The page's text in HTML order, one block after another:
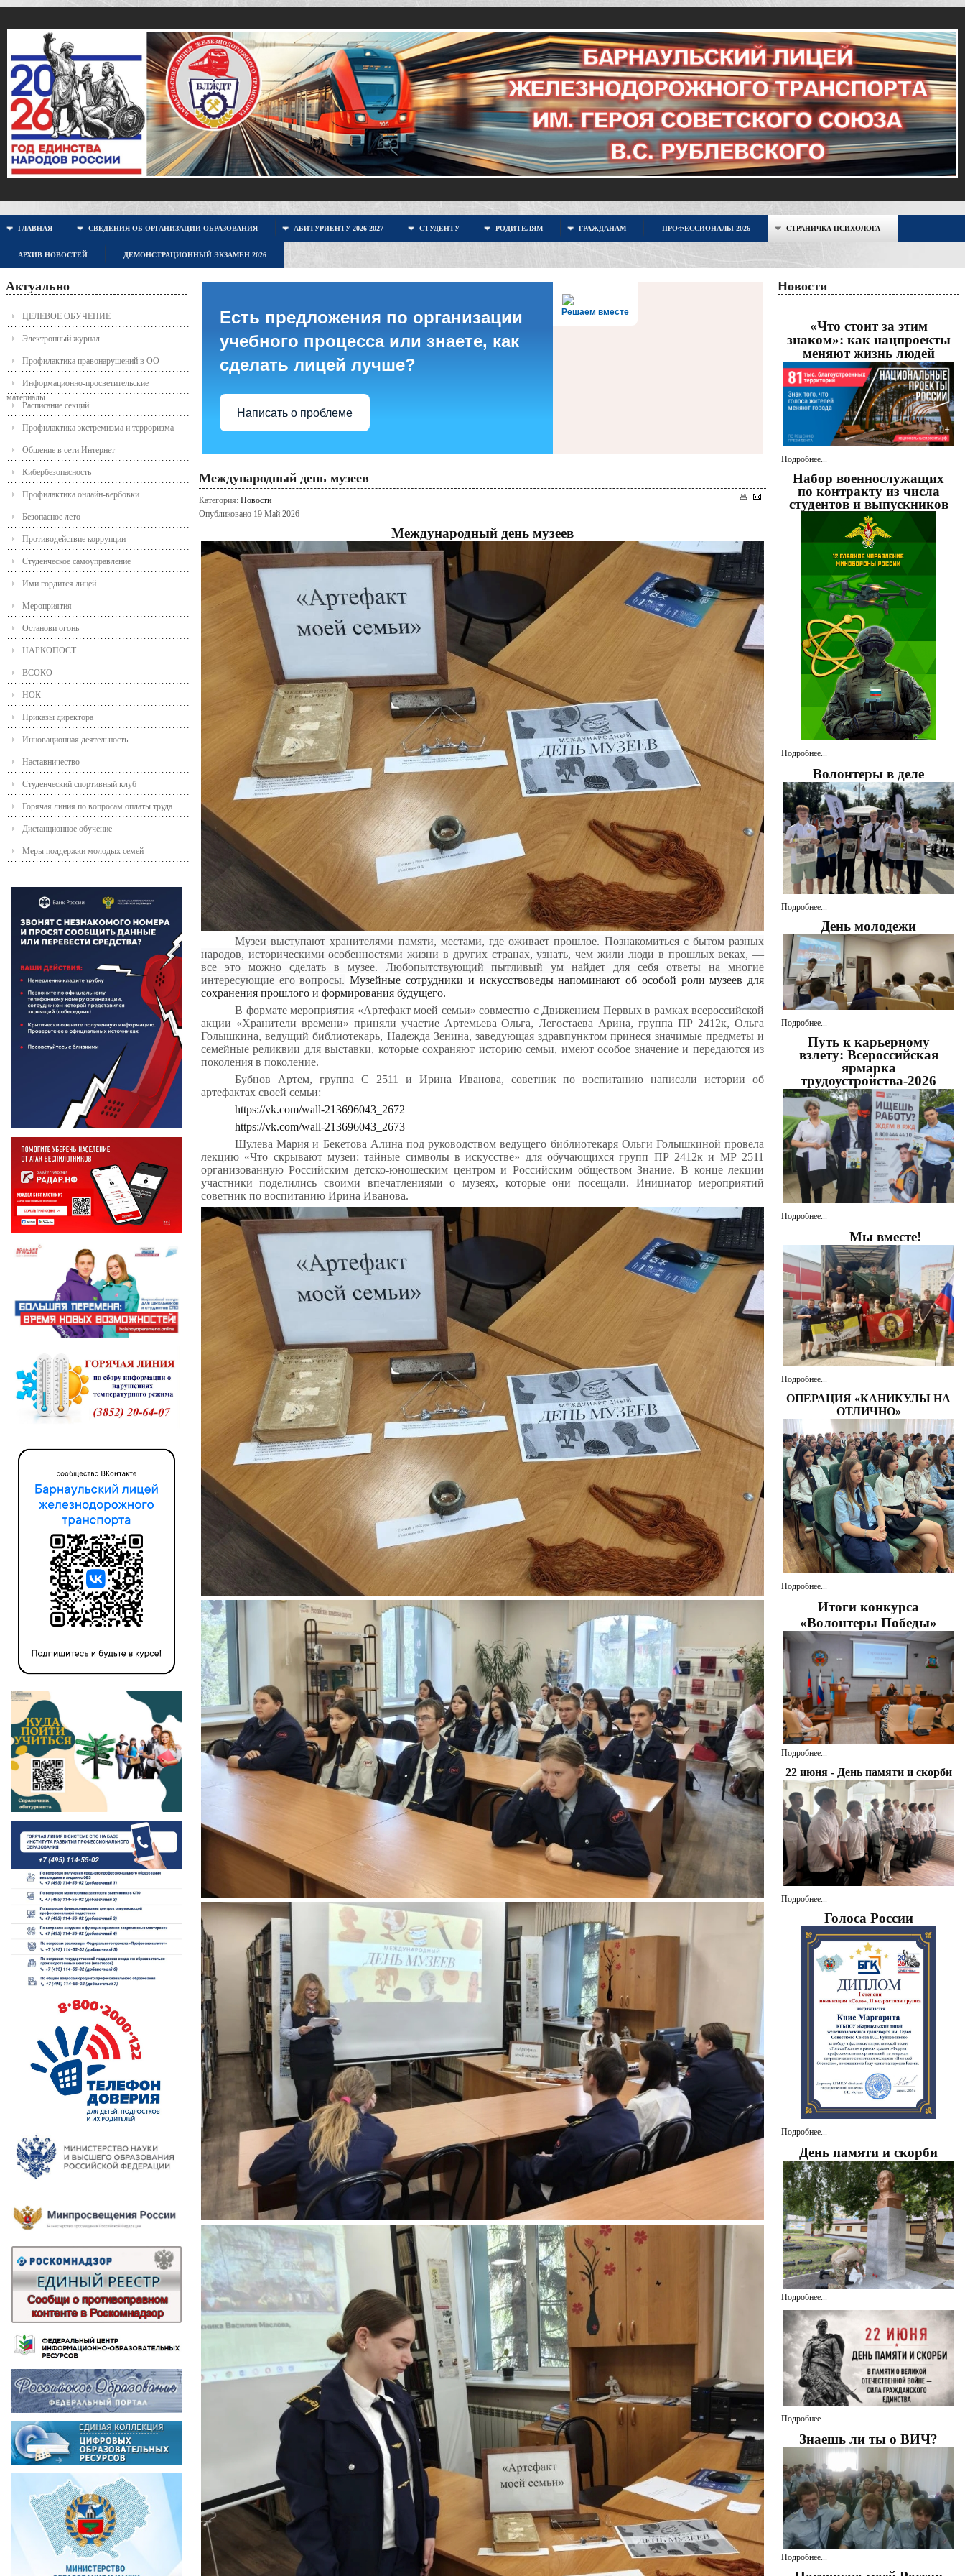
ГЛАВНАЯ СВЕДЕНИЯ ОБ ОРГАНИЗАЦИИ ОБРАЗОВАНИЯ АБИТУРИЕНТУ 2026-2027 СТУДЕНТУ РОДИТЕЛЯМ ГРАЖДАНАМ ПРОФЕССИОНАЛЫ 2026 СТРАНИЧКА ПСИХОЛОГА
АРХИВ НОВОСТЕЙ ДЕМОНСТРАЦИОННЫЙ ЭКЗАМЕН 2026
Актуально
ЦЕЛЕВОЕ ОБУЧЕНИЕ
Электронный журнал
Профилактика правонарушений в ОО
Информационно-просветительские
материалы
Расписание секций
Профилактика экстремизма и терроризма
Общение в сети Интернет
Кибербезопасность
Профилактика онлайн-вербовки
Безопасное лето
Противодействие коррупции
Студенческое самоуправление
Ими гордится лицей
Мероприятия
Останови огонь
НАРКОПОСТ
ВСОКО
НОК
Приказы директора
Инновационная деятельность
Наставничество
Студенческий спортивный клуб
Горячая линия по вопросам оплаты труда
Дистанционное обучение
Меры поддержки молодых семей
Решаем вместе
Есть предложения по организации
учебного процесса или знаете, как
сделать лицей лучше?
Написать о проблеме
Международный день музеев
Категория: Новости
Опубликовано 19 Май 2026
Международный день музеев
Музеи выступают хранителями памяти, местами, где оживает прошлое. Познакомиться с бытом разных
народов, историческими особенностями жизни в других странах, узнать, чем жили люди в прошлых веках, —
все это можно сделать в музее. Любопытствующий пытливый ум найдет для себя ответы на многие
интересующие его вопросы. Музейные сотрудники и искусствоведы напоминают об особой роли музеев для
сохранения прошлого и формирования будущего.
В формате мероприятия «Артефакт моей семьи» совместно с Движением Первых в рамках всероссийской
акции «Хранители времени» приняли участие Артемьева Ольга, Легостаева Арина, группа ПР 2412к, Ольга
Голышкина, ведущий библиотекарь, Надежда Зенина, заведующая здравпунктом принеся значимые предметы и
семейные реликвии для выставки, которые сохраняют историю семьи, имеют особое значение и передаются из
поколения в поколение.
Бубнов Артем, группа С 2511 и Ирина Иванова, советник по воспитанию написали истории об
артефактах своей семьи:
https://vk.com/wall-213696043_2672
https://vk.com/wall-213696043_2673
Шулева Мария и Бекетова Алина под руководством ведущего библиотекаря Ольги Голышкиной провела
лекцию «Что скрывают музеи: тайные символы в искусстве» для обучающихся групп ПР 2412к и МР 2511
организованную Российским детско-юношеским центром и Российским обществом Знание. В конце лекции
участники поделились своими впечатлениями о музеях, которые они посещали. Инициатор мероприятий
советник по воспитанию Ирина Иванова.
Новости
«Что стоит за этим
знаком»: как нацпроекты
меняют жизнь людей
Подробнее...
Набор военнослужащих
по контракту из числа
студентов и выпускников
Подробнее...
Волонтеры в деле
Подробнее...
День молодежи
Подробнее...
Путь к карьерному
взлету: Всероссийская
ярмарка
трудоустройства-2026
Подробнее...
Мы вместе!
Подробнее...
ОПЕРАЦИЯ «КАНИКУЛЫ НА
ОТЛИЧНО»
Подробнее...
Итоги конкурса
«Волонтеры Победы»
Подробнее...
22 июня - День памяти и скорби
Подробнее...
Голоса России
Подробнее...
День памяти и скорби
Подробнее...
Подробнее...
Знаешь ли ты о ВИЧ?
Подробнее...